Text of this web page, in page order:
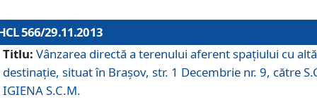
566/29.11.2013
Titlu: Vânzarea directă a terenului aferent spaţiului cu altă
destinaţie, situat în Braşov, str. 1 Decembrie nr. 9, către
IGIENA S.C.M.